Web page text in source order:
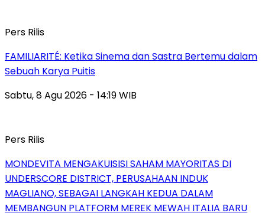
Pers Rilis
FAMILIARITÉ: Ketika Sinema dan Sastra Bertemu dalam
Sebuah Karya Puitis
Sabtu, 8 Agu 2026 - 14:19 WIB
Pers Rilis
MONDEVITA MENGAKUISISI SAHAM MAYORITAS DI
UNDERSCORE DISTRICT, PERUSAHAAN INDUK
MAGLIANO, SEBAGAI LANGKAH KEDUA DALAM
MEMBANGUN PLATFORM MEREK MEWAH ITALIA BARU